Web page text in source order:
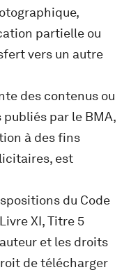
partielle ou
vers un autre
des contenus ou
par le BMA,
à des fins
est
du Code
XI, Titre 5
et les droits
de télécharger